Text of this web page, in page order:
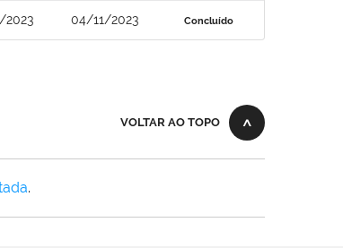
04/11/2023 Concluído
VOLTAR AO TOPO
.